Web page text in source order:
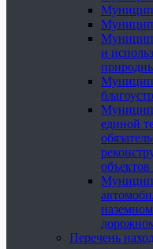
и
единой
Перечень